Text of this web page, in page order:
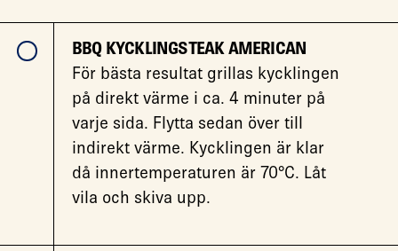
BBQ KYCKLINGSTEAK AMERICAN
För bästa resultat grillas kycklingen
på direkt värme i ca. 4 minuter på
varje sida. Flytta sedan över till
indirekt värme. Kycklingen är klar
då innertemperaturen är 70°C. Låt
vila och skiva upp.